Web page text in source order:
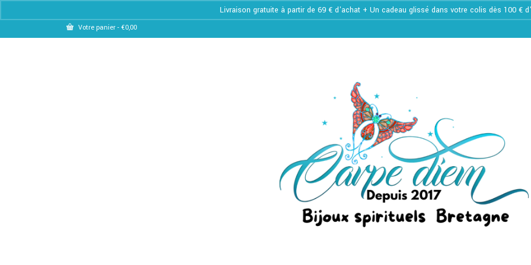
Livraison gratuite à partir de 69 € d'achat + Un cadeau glissé dans votre colis dès 100 €
Votre panier - €0,00